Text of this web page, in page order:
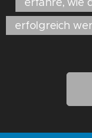
erfolgreich